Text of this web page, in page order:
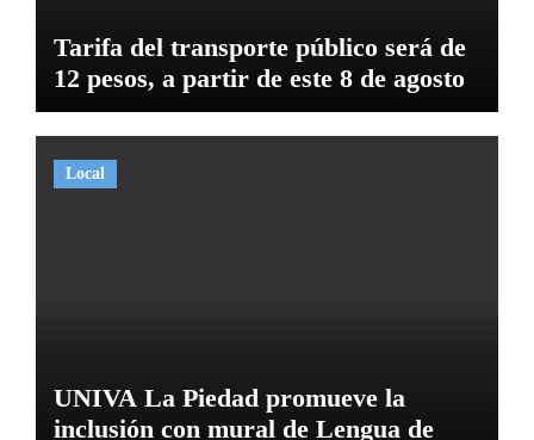
Tarifa del transporte público será de
12 pesos, a partir de este 8 de agosto
Local
UNIVA La Piedad promueve la
inclusión con mural de Lengua de